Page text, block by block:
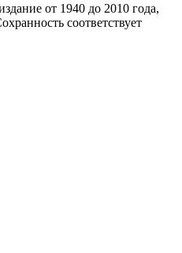
от 1940 до 2010 года,
соответствует